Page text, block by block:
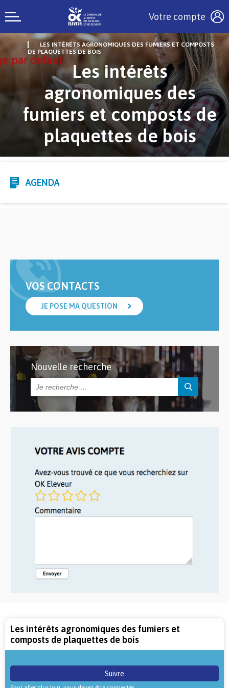
Votre compte
LES INTÉRÊTS AGRONOMIQUES DES FUMIERS ET COMPOSTS
DE PLAQUETTES DE BOIS
Les intérêts
agronomiques des
fumiers et composts de
plaquettes de bois
AGENDA
VOS CONTACTS
JE POSE MA QUESTION
Nouvelle recherche
Les intérêts agronomiques des fumiers et
composts de plaquettes de bois
Suivre